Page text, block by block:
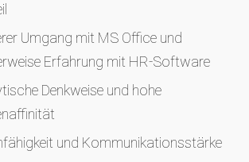
Umgang mit MS Office und
Erfahrung mit HR-Software
Denkweise und hohe
und Kommunikationsstärke